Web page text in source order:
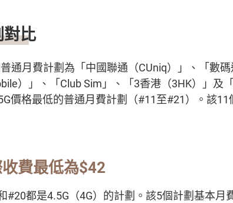
比
通月費計劃為「中國聯通（CUniq）」、「數碼
）」、「Club Sim」、「3香港（3HK）」及
價格最低的普通月費計劃（#11至#21）。該11
費最低為$42
都是4.5G（4G）的計劃。該5個計劃基本月